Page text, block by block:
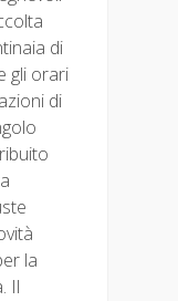
di
gli orari
di
la
Il